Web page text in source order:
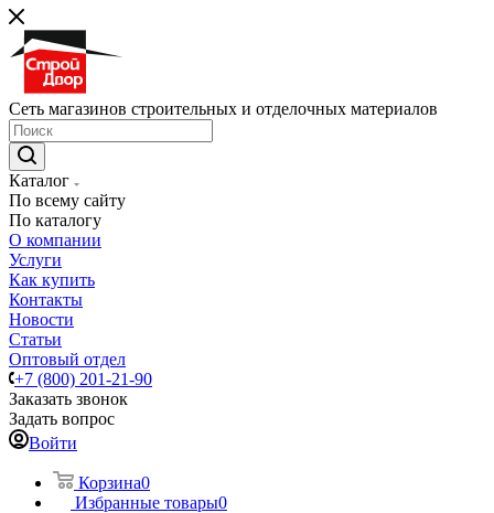
Сеть магазинов строительных и отделочных материалов
Каталог
По всему сайту
По каталогу
О компании
Услуги
Как купить
Контакты
Новости
Статьи
Оптовый отдел
+7 (800) 201-21-90
Заказать звонок
Задать вопрос
Войти
Корзина0
Избранные товары0